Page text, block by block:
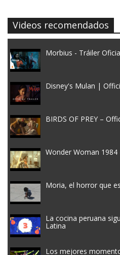
Videos recomendados
Morbius - Tráiler
Disney's Mulan |
BIRDS OF PREY –
Wonder Woman
Moria, el horror que
La cocina peruana
Latina
Los mejores